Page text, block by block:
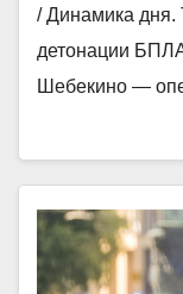
/ Динамика
детонации
Шебекино —